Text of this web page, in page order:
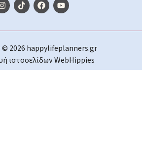
2026 happylifeplanners.gr
ιστοσελίδωνWebHippies